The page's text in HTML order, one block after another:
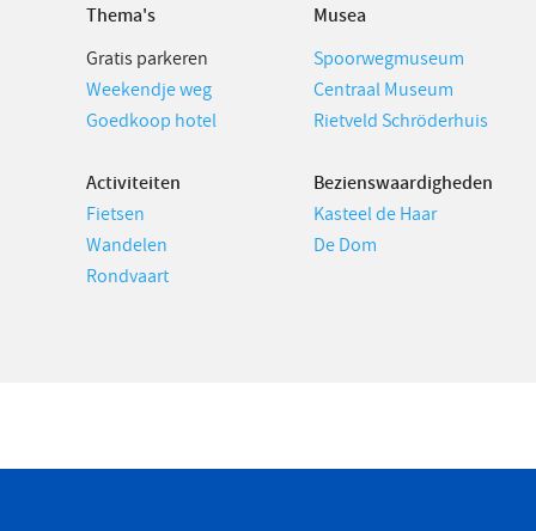
Thema's
Musea
Gratis parkeren
Spoorwegmuseum
Weekendje weg
Centraal Museum
Goedkoop hotel
Rietveld Schröderhuis
Activiteiten
Bezienswaardigheden
Fietsen
Kasteel de Haar
Wandelen
De Dom
Rondvaart